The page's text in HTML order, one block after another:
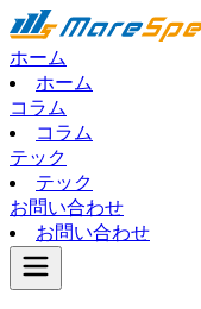
ホーム
ホーム
コラム
コラム
テック
テック
お問い合わせ
お問い合わせ